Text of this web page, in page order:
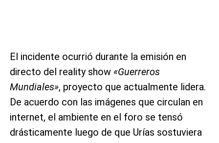
El incidente ocurrió durante la emisión en
directo del reality show «Guerreros
Mundiales», proyecto que actualmente lidera.
De acuerdo con las imágenes que circulan en
internet, el ambiente en el foro se tensó
drásticamente luego de que Urías sostuviera